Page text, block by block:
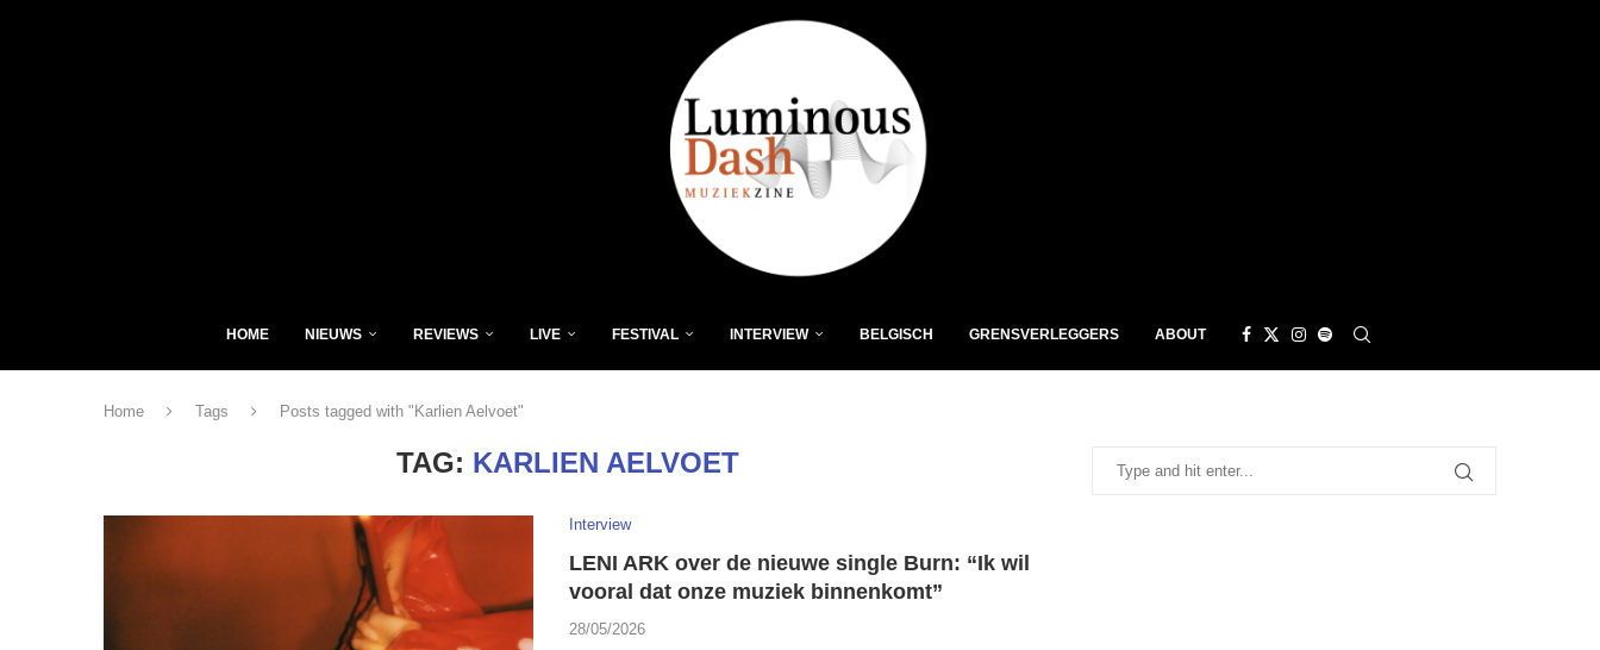
HOME NIEUWS REVIEWS LIVE FESTIVAL INTERVIEW BELGISCH GRENSVERLEGGERS ABOUT
Home Tags Posts tagged with "Karlien Aelvoet"
TAG: KARLIEN AELVOET
Interview
LENI ARK over de nieuwe single Burn: “Ik wil
vooral dat onze muziek binnenkomt”
28/05/2026